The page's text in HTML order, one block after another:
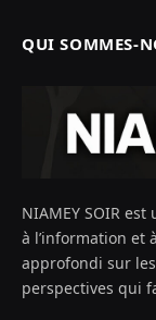
QUI SOMMES-
NIAMEY SOIR
à l’information et
approfondi sur
perspectives qui